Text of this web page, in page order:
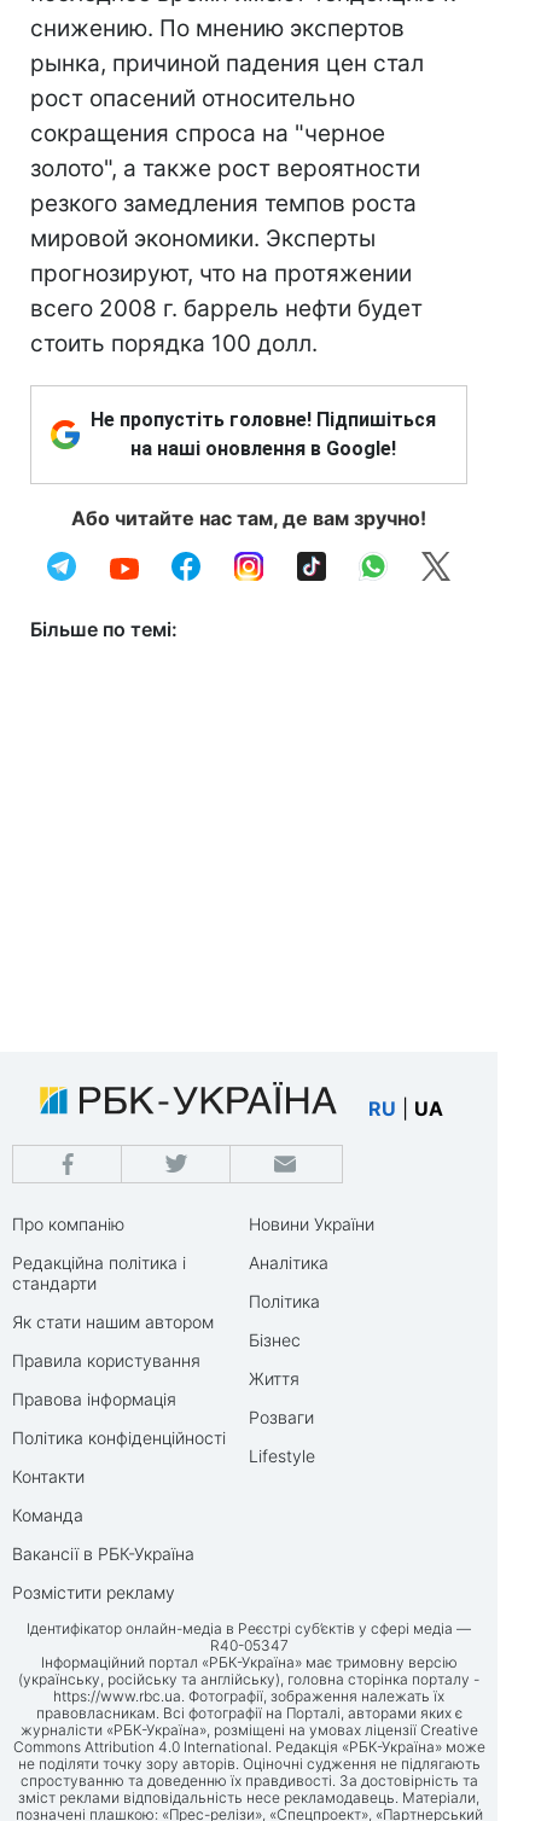
снижению. По мнению экспертов
рынка, причиной падения цен стал
рост опасений относительно
сокращения спроса на "черное
золото", а также рост вероятности
резкого замедления темпов роста
мировой экономики. Эксперты
прогнозируют, что на протяжении
всего 2008 г. баррель нефти будет
стоить порядка 100 долл.
Не пропустіть головне! Підпишіться
на наші оновлення в Google!
Або читайте нас там, де вам зручно!
Більше по темі:
RU UA
Про компанію
Редакційна політика і
стандарти
Як стати нашим автором
Правила користування
Правова інформація
Політика конфіденційності
Контакти
Команда
Вакансії в РБК-Україна
Розмістити рекламу
Новини України
Аналітика
Політика
Бізнес
Життя
Розваги
Lifestyle
Ідентифікатор онлайн-медіа в Реєстрі суб’єктів у сфері медіа —
R40-05347
Інформаційний портал «РБК-Україна» має тримовну версію
(українську, російську та англійську), головна сторінка порталу -
https://www.rbc.ua. Фотографії, зображення належать їх
правовласникам. Всі фотографії на Порталі, авторами яких є
журналісти «РБК-Україна», розміщені на умовах ліцензії Creative
Commons Attribution 4.0 International. Редакція «РБК-Україна» може
не поділяти точку зору авторів. Оціночні судження не підлягають
спростуванню та доведенню їх правдивості. За достовірність та
зміст реклами відповідальність несе рекламодавець. Матеріали,
позначені плашкою: «Прес-релізи», «Спецпроект», «Партнерський